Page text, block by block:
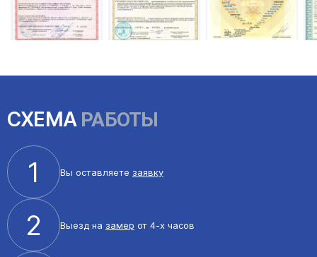
СХЕМАРАБОТЫ
1 Вы оставляете заявку
2 Выезд на замер от 4-х часов